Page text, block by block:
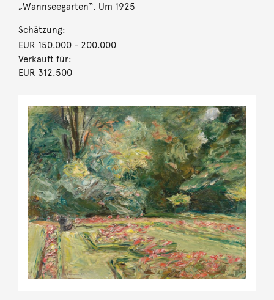
„Wannseegarten“. Um 1925
Schätzung:
EUR 150.000- 200.000
Verkauft für:
EUR 312.500